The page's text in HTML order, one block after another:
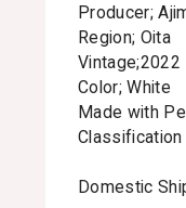
Producer;
Region; Oita
Vintage;2022
Color; White
Made with
Classification
Domestic